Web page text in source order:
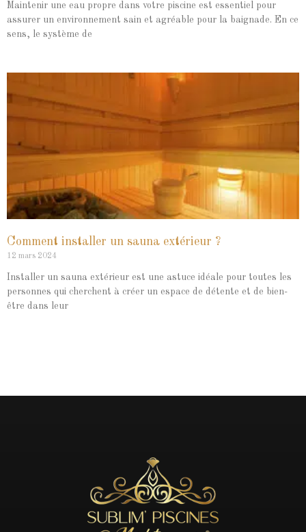
Maintenir une eau propre dans votre piscine est essentiel pour
assurer un environnement sain et agréable pour la baignade. En ce
sens, le système de
Comment installer un sauna extérieur ?
12 mars 2024
Installer un sauna extérieur est une astuce idéale pour toutes les
personnes qui cherchent à créer un espace de détente et de bien-
être dans leur